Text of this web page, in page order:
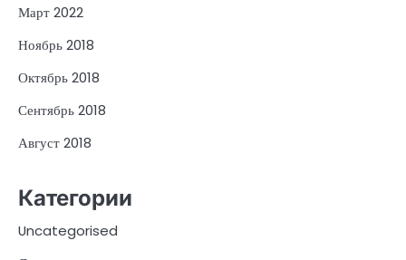
Март 2022
Ноябрь 2018
Октябрь 2018
Сентябрь 2018
Август 2018
Категории
Uncategorised